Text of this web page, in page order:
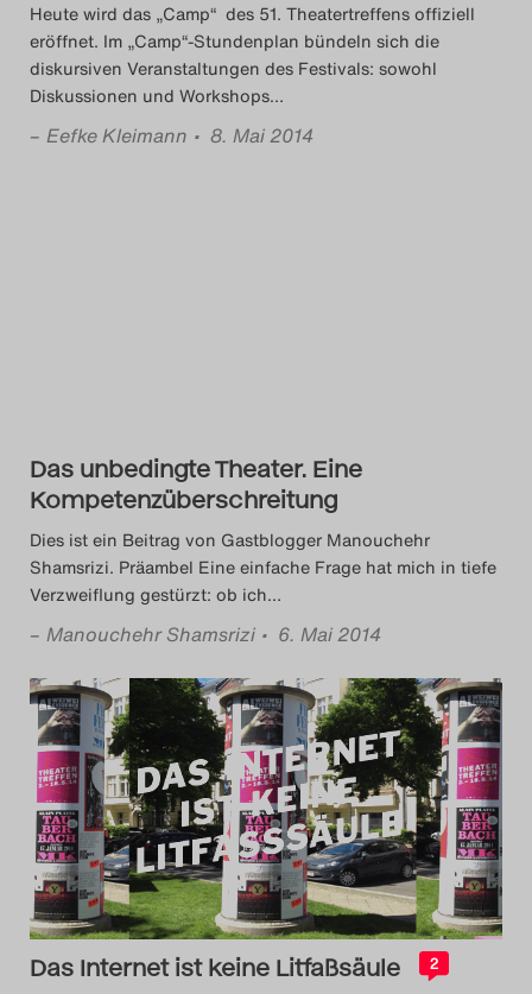
Heute wird das „Camp“ des 51. Theatertreffens offiziell
eröffnet. Im „Camp“-Stundenplan bündeln sich die
diskursiven Veranstaltungen des Festivals: sowohl
Diskussionen und Workshops…
– Eefke Kleimann • 8. Mai 2014
Das unbedingte Theater. Eine
Kompetenzüberschreitung
Dies ist ein Beitrag von Gastblogger Manouchehr
Shamsrizi. Präambel Eine einfache Frage hat mich in tiefe
Verzweiflung gestürzt: ob ich…
– Manouchehr Shamsrizi • 6. Mai 2014
Das Internet ist keine Litfaßsäule 2